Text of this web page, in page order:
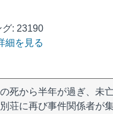
: 23190
細を見る
死から半年が過ぎ、未
荘に再び事件関係者が